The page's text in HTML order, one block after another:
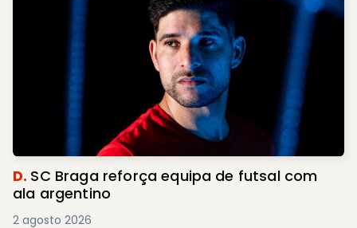
D. SC Braga reforça equipa de futsal com
ala argentino
2 agosto 2026